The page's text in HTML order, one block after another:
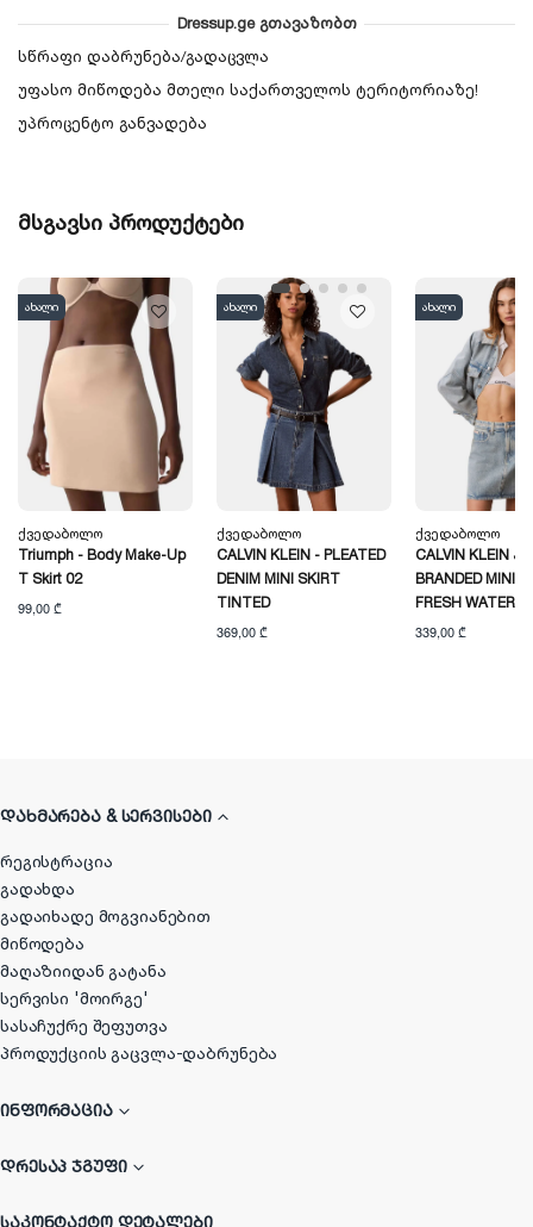
Dressup.ge გთავაზობთ
სწრაფი დაბრუნება/გადაცვლა
უფასო მიწოდება მთელი საქართველოს ტერიტორიაზე!
უპროცენტო განვადება
მსგავსი პროდუქტები
ახალი
Ქვედაბოლო
Triumph - Body Make-Up
T Skirt 02
99,00 ₾
ახალი
Ქვედაბოლო
CALVIN KLEIN - PLEATED
DENIM MINI SKIRT
TINTED
369,00 ₾
ახალი
Ქვედაბოლო
CALVIN KLEIN
BRANDED MINI
FRESH WATER
339,00 ₾
ᲓᲐᲮᲛᲐᲠᲔᲑᲐ & ᲡᲔᲠᲕᲘᲡᲔᲑᲘ
რეგისტრაცია
გადახდა
გადაიხადე მოგვიანებით
მიწოდება
მაღაზიიდან გატანა
სერვისი 'მოირგე'
სასაჩუქრე შეფუთვა
პროდუქციის გაცვლა-დაბრუნება
ᲘᲜᲤᲝᲠᲛᲐᲪᲘᲐ
ᲓᲠᲔᲡᲐᲞ ᲯᲒᲣᲤᲘ